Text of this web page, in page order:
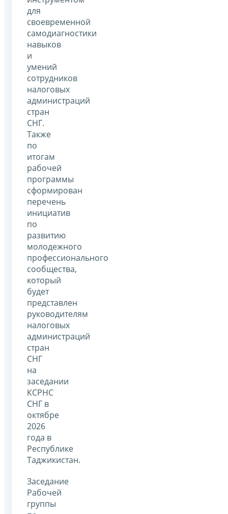
для
своевременной
самодиагностики
навыков
и
умений
сотрудников
налоговых
администраций
стран
СНГ.
Также
по
итогам
рабочей
программы
сформирован
перечень
инициатив
по
развитию
молодежного
профессионального
сообщества,
который
будет
представлен
руководителям
налоговых
администраций
стран
СНГ
на
заседании
КСРНС
СНГ в
октябре
2026
года в
Республике
Таджикистан.
Заседание
Рабочей
группы